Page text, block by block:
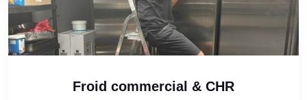
Froid commercial & CHR